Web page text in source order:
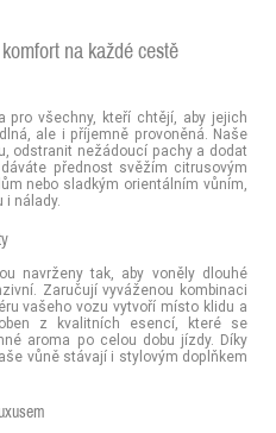
na každé cestě
pro všechny, kteří chtějí, aby jejich
ale i příjemně provoněná. Naše
odstranit nežádoucí pachy a dodat
přednost svěžím citrusovým
nebo sladkým orientálním vůním,
i nálady.
navrženy tak, aby voněly dlouhé
Zaručují vyváženou kombinaci
vašeho vozu vytvoří místo klidu a
z kvalitních esencí, které se
aroma po celou dobu jízdy. Díky
vůně stávají i stylovým doplňkem